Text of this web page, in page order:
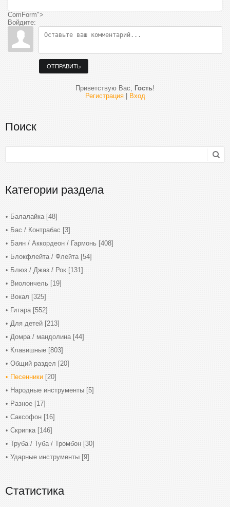
ComForm">
Войдите:
ОТПРАВИТЬ
Приветствую Вас, Гость!
Регистрация| Вход
Поиск
Категории раздела
Балалайка [48]
Бас / Контрабас [3]
Баян / Аккордеон / Гармонь [408]
Блокфлейта / Флейта [54]
Блюз / Джаз / Рок [131]
Виолончель [19]
Вокал [325]
Гитара [552]
Для детей [213]
Домра / мандолина [44]
Клавишные [803]
Общий раздел [20]
Песенники [20]
Народные инструменты [5]
Разное [17]
Саксофон [16]
Скрипка [146]
Труба / Туба / Тромбон [30]
Ударные инструменты [9]
Статистика